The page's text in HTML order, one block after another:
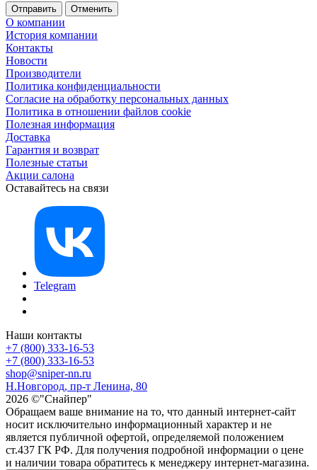
Отменить
О компании
История компании
Контакты
Новости
Производители
Политика конфиденциальности
Согласие на обработку персональных данных
Политика в отношении файлов cookie
Полезная информация
Доставка
Гарантия и возврат
Полезные статьи
Акции салона
Оставайтесь на связи
Telegram
Наши контакты
+7 (800) 333-16-53
+7 (800) 333-16-53
shop@sniper-nn.ru
Н.Новгород, пр-т Ленина, 80
2026 ©"Снайпер"
Обращаем ваше внимание на то, что данный интернет-сайт
носит исключительно информационный характер и не
является публичной офертой, определяемой положением
ст.437 ГК РФ. Для получения подробной информации о цене
и наличии товара обратитесь к менеджеру интернет-магазина.